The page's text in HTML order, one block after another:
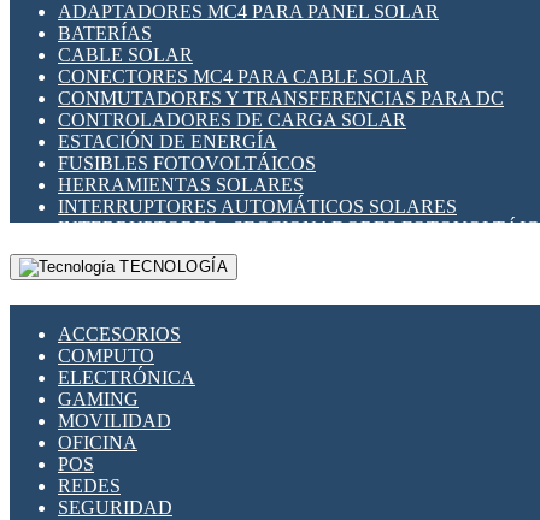
ADAPTADORES MC4 PARA PANEL SOLAR
BATERÍAS
CABLE SOLAR
CONECTORES MC4 PARA CABLE SOLAR
CONMUTADORES Y TRANSFERENCIAS PARA DC
CONTROLADORES DE CARGA SOLAR
ESTACIÓN DE ENERGÍA
FUSIBLES FOTOVOLTÁICOS
HERRAMIENTAS SOLARES
INTERRUPTORES AUTOMÁTICOS SOLARES
INTERRUPTORES - SECCIONADORES
MONTAJE PANEL SOLAR
PORTA FUSIBLES Y SECCIONADORES
TECNOLOGÍA
ACCESORIOS
COMPUTO
ELECTRÓNICA
GAMING
MOVILIDAD
OFICINA
POS
REDES
SEGURIDAD